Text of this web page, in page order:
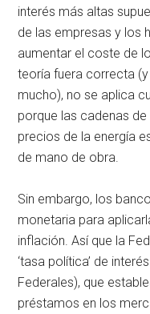
interés más altas
de las empresas y los
aumentar el coste de
teoría fuera correcta
mucho), no se aplica
porque las cadenas
precios de la energía
de mano de obra.
Sin embargo, los
monetaria para
inflación. Así que la
‘tasa política’ de
Federales), que
préstamos en los